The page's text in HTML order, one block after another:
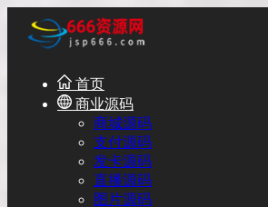
首页
商业源码
商城源码
支付源码
发卡源码
直播源码
图片源码